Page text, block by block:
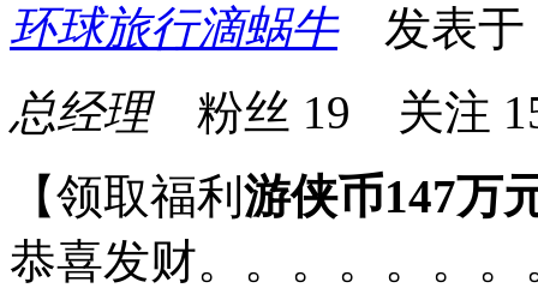
环球旅行滴蜗牛发表于
总经理粉丝 19 关注
【领取福利 游侠币147万
恭喜发财。。。。。。。